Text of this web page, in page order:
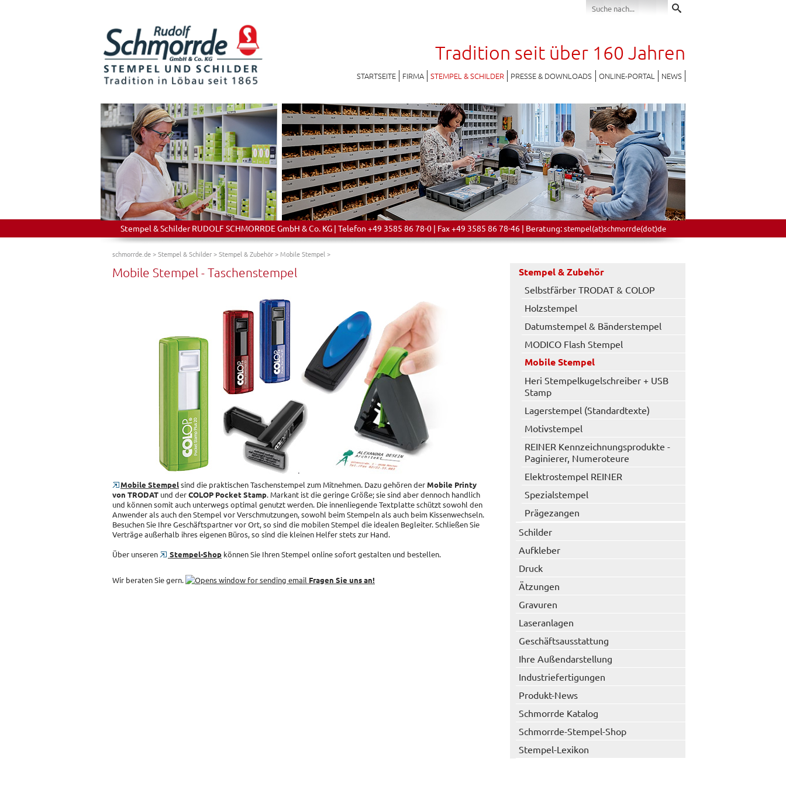
Tradition seit über 160 Jahren
STARTSEITE FIRMA STEMPEL & SCHILDER PRESSE & DOWNLOADS ONLINE-PORTAL NEWS
Stempel & Schilder RUDOLF SCHMORRDE GmbH & Co. KG | Telefon +49 3585 86 78-0 | Fax +49 3585 86 78-46 | Beratung:stempel(at)schmorrde(dot)de
schmorrde.de>Stempel & Schilder>Stempel & Zubehör> Mobile Stempel >
Mobile Stempel - Taschenstempel
Mobile Stempelsind die praktischen Taschenstempel zum Mitnehmen. Dazu gehören derMobile Printy
von TRODAT und derCOLOP Pocket Stamp. Markant ist die geringe Größe; sie sind aber dennoch handlich
und können somit auch unterwegs optimal genutzt werden. Die innenliegende Textplatte schützt sowohl den
Anwender als auch den Stempel vor Verschmutzungen, sowohl beim Stempeln als auch beim Kissenwechseln.
Besuchen Sie Ihre Geschäftspartner vor Ort, so sind die mobilen Stempel die idealen Begleiter. Schließen Sie
Verträge außerhalb ihres eigenen Büros, so sind die kleinen Helfer stets zur Hand.
Über unseren
Stempel-Shop können Sie Ihren Stempel online sofort gestalten und bestellen.
Wir beraten Sie gern. Fragen Sie uns an!
Stempel & Zubehör
Selbstfärber TRODAT & COLOP
Holzstempel
Datumstempel & Bänderstempel
MODICO Flash Stempel
Mobile Stempel
Heri Stempelkugelschreiber + USB
Stamp
Lagerstempel (Standardtexte)
Motivstempel
REINER Kennzeichnungsprodukte -
Paginierer, Numeroteure
Elektrostempel REINER
Spezialstempel
Prägezangen
Schilder
Aufkleber
Druck
Ätzungen
Gravuren
Laseranlagen
Geschäftsausstattung
Ihre Außendarstellung
Industriefertigungen
Produkt-News
Schmorrde Katalog
Schmorrde-Stempel-Shop
Stempel-Lexikon